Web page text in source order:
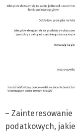
–
podatkowych,